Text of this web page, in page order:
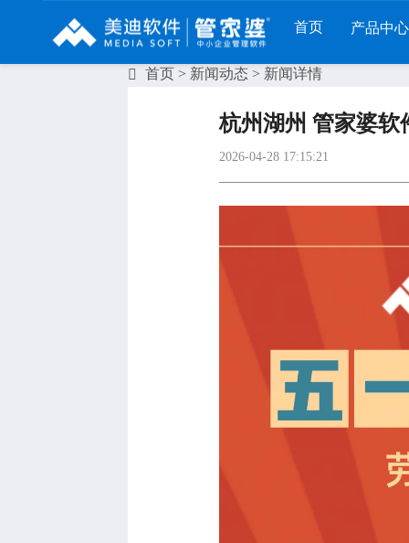
首页 产品中心
管家婆分销ERP A8
管家婆分销ERP V3
管家婆分销ERP V1
管家婆服装DRP
管家婆服装SII
管家婆服装普及版
首页 > 新闻动态 > 新闻详情
杭州湖州 管家婆软
2026-04-28 17:15:21